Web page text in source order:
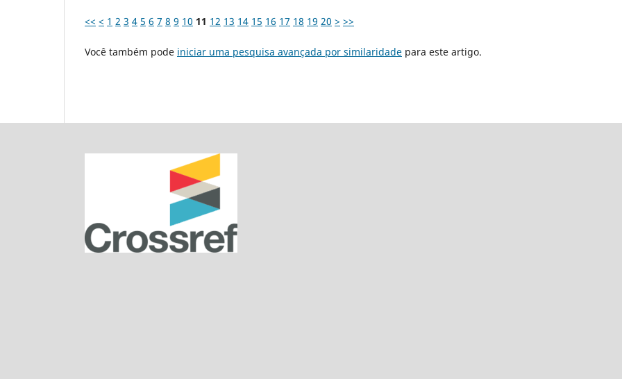
<< < 1 2 3 4 5 6 7 8 9 10 11 12 13 14 15 16 17 18 19 20 > >>
Você também pode iniciar uma pesquisa avançada por similaridade para este artigo.